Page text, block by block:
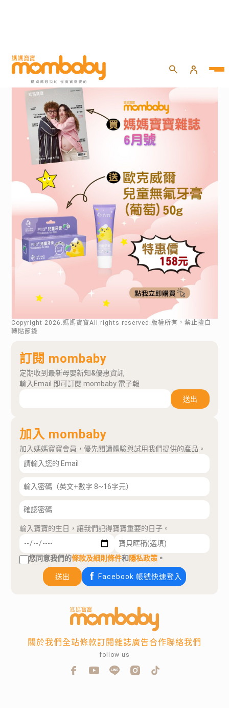
Copyright 2026 .媽媽寶寶All rights reserved.版權所有，禁止擅自
轉貼節錄
訂閱 mombaby
定期收到最新母嬰新知&優惠資訊
輸入Email 即可訂閱 mombaby 電子報
送出
加入 mombaby
加入媽媽寶寶會員，優先閱讀體驗與試用我們提供的產品。
輸入寶寶的生日，讓我們記得寶寶重要的日子。
您同意我們的條款及細則條件和隱私政策 。
送出 Facebook 帳號快速登入
關於我們全站條款訂閱雜誌廣告合作聯絡我們
follow us